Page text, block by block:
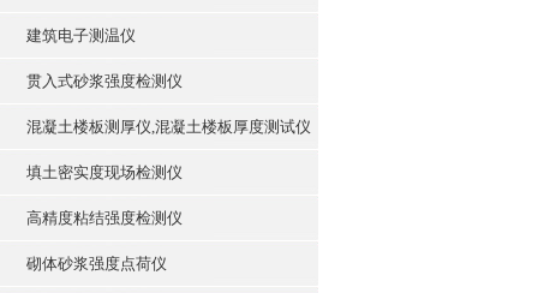
建筑电子测温仪
贯入式砂浆强度检测仪
混凝土楼板测厚仪,混凝土楼板厚度测试仪
填土密实度现场检测仪
高精度粘结强度检测仪
砌体砂浆强度点荷仪